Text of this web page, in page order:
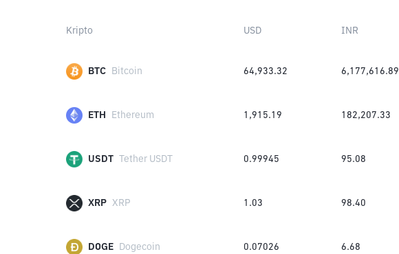
Kripto USD INR
BTC Bitcoin 64,933.32 6,177,616.89
ETH Ethereum 1,915.19 182,207.33
USDT Tether USDT 0.99945 95.08
XRP XRP 1.03 98.40
DOGE Dogecoin 0.07026 6.68